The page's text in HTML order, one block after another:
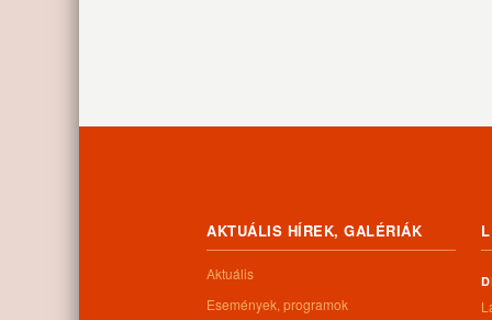
AKTUÁLIS HÍREK, GALÉRIÁK
Aktuális
Események, programok